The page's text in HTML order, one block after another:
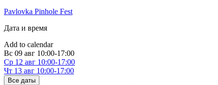
Pavlovka Pinhole Fest
Дата и время
Add to calendar
Вс 09 авг 10:00-17:00
Ср 12 авг 10:00-17:00
Чт 13 авг 10:00-17:00
Все даты